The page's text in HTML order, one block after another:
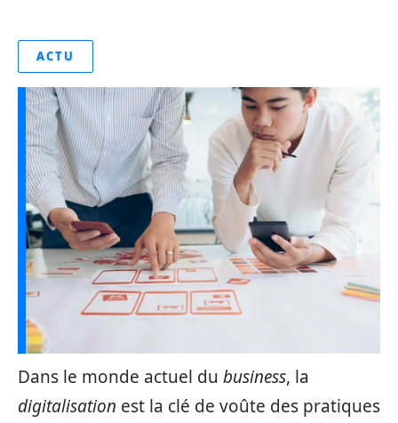
ACTU
Dans le monde actuel du business, la
digitalisation est la clé de voûte des pratiques